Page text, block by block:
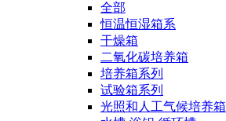
全部
恒温恒湿箱系
干燥箱
二氧化碳培养箱
培养箱系列
试验箱系列
光照和人工气候培养箱